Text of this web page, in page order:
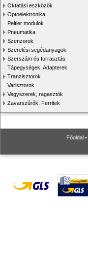
Oktatási eszközök
Optoelektronika
Peltier modulok
Pneumatika
Szenzorok
Szerelési segédanyagok
Szerszám és forrasztás
Tápegységek, Adapterek
Tranzisztorok
Varisztorok
Vegyszerek, ragasztók
Zavarszűrők, Ferritek
Főoldal •